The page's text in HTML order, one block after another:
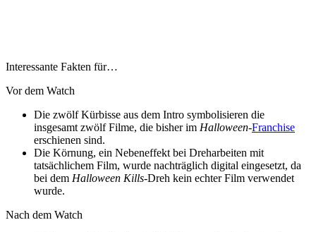
Interessante Fakten für…
Vor dem Watch
Die zwölf Kürbisse aus dem Intro symbolisieren die
insgesamt zwölf Filme, die bisher im Halloween-Franchise
erschienen sind.
Die Körnung, ein Nebeneffekt bei Dreharbeiten mit
tatsächlichem Film, wurde nachträglich digital eingesetzt, da
bei dem Halloween Kills-Dreh kein echter Film verwendet
wurde.
Nach dem Watch